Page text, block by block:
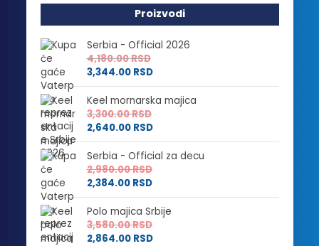
Proizvodi
Serbia - Official 2026
4,180.00RSD
3,344.00 RSD
Keel mornarska majica
3,300.00RSD
2,640.00 RSD
Serbia - Official za decu
2,980.00RSD
2,384.00 RSD
Polo majica Srbije
3,580.00RSD
2,864.00 RSD